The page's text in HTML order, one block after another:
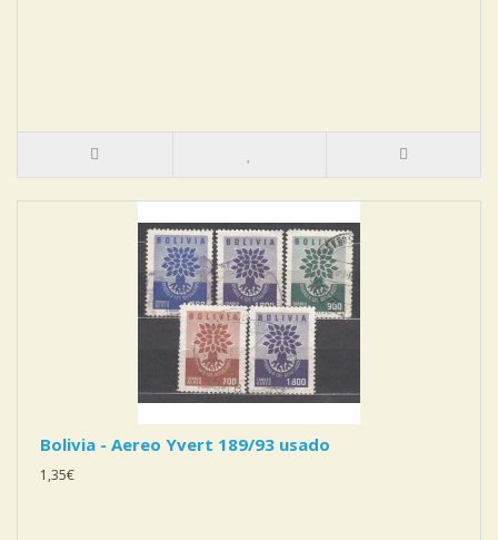
Bolivia - Aereo Yvert 189/93 usado
1,35€